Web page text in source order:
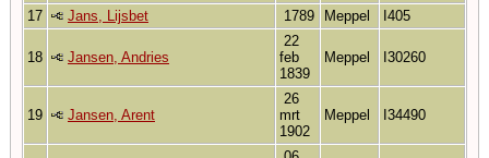
17 Jans, Lijsbet 1789 Meppel I405
18 Jansen, Andries
22
feb
1839
Meppel I30260
19 Jansen, Arent
26
mrt
1902
Meppel I34490